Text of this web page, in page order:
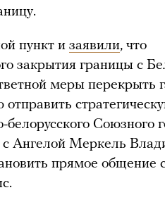
пункт и заявили, что
закрытия границы с
меры перекрыть
Союзного
с Ангелой Меркель
прямое общение